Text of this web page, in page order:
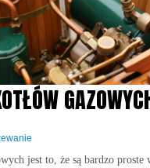
jest to, że są bardzo proste